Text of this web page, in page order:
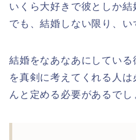
いくら大好きで彼としか結
でも、結婚しない限り、い
結婚をなあなあにしてい
を真剣に考えてくれる人
んと定める必要があるでし